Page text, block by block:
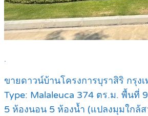
.
ขายดาวน์บ้านโครงการบุราสิริ กรุง
Type: Malaleuca 374 ตร.ม. พื้นที่
5 ห้องนอน 5 ห้องน้ำ (แปลงมุมใกล้